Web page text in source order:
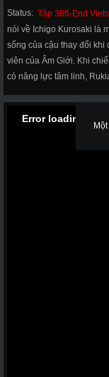
Status: Tập 366-End
nói về Ichigo Kurosaki là
sống của cậu thay đổi khi
viên của Âm Giới. Khi
có năng lực tâm linh,
Error loading